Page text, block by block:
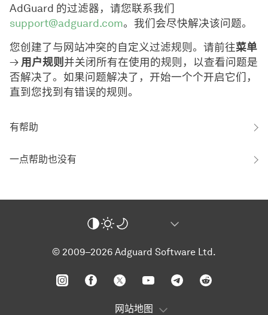
AdGuard 的过滤器，请您联系我们
support@adguard.com。我们会尽快解决该问题。
您创建了与网站冲突的自定义过滤规则。请前往菜单
→ 用户规则 并关闭所有在使用的规则，以查看问题是
否解决了。如果问题解决了，开始一个个开启它们，
直到您找到有错误的规则。
有帮助
一点帮助也没有
© 2009–2026 Adguard Software Ltd.
网站地图